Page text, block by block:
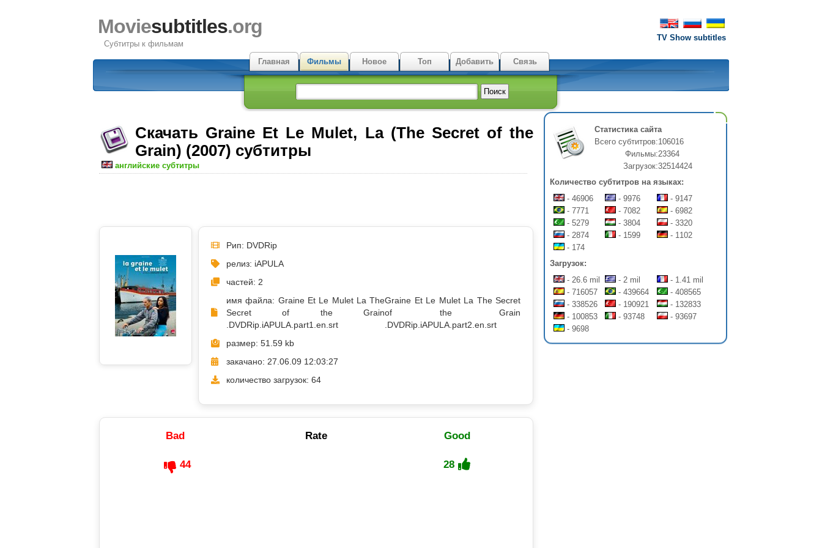
TV Show subtitles
Moviesubtitles.org
Субтитры к фильмам
Главная
Фильмы Новое Топ Добавить Связь
Скачать Graine Et Le Mulet, La (The Secret of the
Grain) (2007) субтитры
английские субтитры
Рип: DVDRip
релиз: iAPULA
частей: 2
имя файла: Graine Et Le Mulet La The
Secret of the Grain
.DVDRip.iAPULA.part1.en.srt
Graine Et Le Mulet La The Secret
of the Grain
.DVDRip.iAPULA.part2.en.srt
размер: 51.59 kb
закачано: 27.06.09 12:03:27
количество загрузок: 64
Bad Rate Good
44 28
Статистика сайта
Всего субтитров:106016
Фильмы:23364
Загрузок:32514424
Количество субтитров на языках:
- 46906
- 9976
- 9147
- 7771
- 7082
- 6982
- 5279
- 3804
- 3320
- 2874
- 1599
- 1102
- 174
Загрузок:
- 26.6 mil
- 2 mil
- 1.41 mil
- 716057
- 439664
- 408565
- 338526
- 190921
- 132833
- 100853
- 93748
- 93697
- 9698